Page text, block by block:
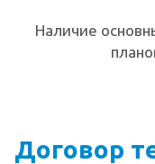
Наличие
Договор